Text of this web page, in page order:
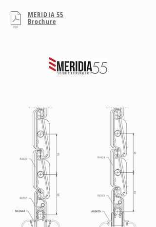
MERIDIA 55
Brochure